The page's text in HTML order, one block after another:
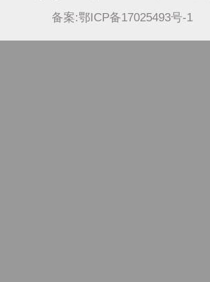
备案:鄂ICP备17025493号-1